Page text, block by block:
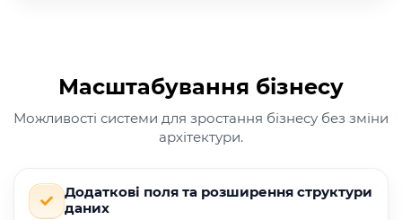
Масштабування бізнесу
Можливості системи для зростання бізнесу без зміни
архітектури.
Додаткові поля та розширення структури
даних